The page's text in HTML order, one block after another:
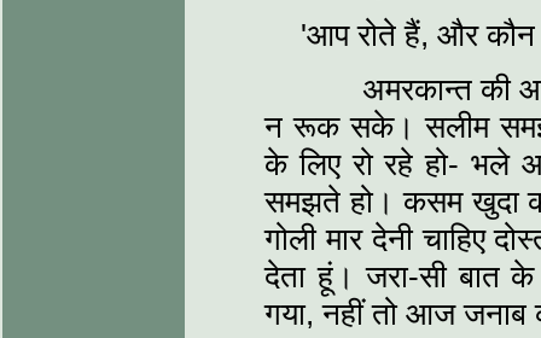
'आप रोते हैं, और
अमरकान्त की
न रूक सके। सलीम समझ
के लिए रो रहे हो- भले
समझते हो। कसम खुदा
गोली मार देनी चाहिए
देता हूं। जरा-सी बात
गया, नहीं तो आज जनाब